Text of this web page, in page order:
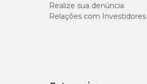
Realize sua denúncia
Relações com Investidores